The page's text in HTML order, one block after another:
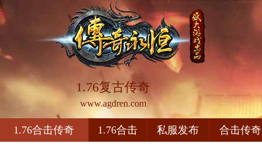
1.76复古传奇
www.agdren.com
1.76合击传奇 1.76合击 私服发布 合击传奇